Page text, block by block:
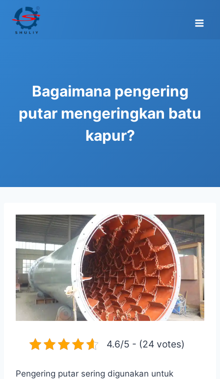
content
Bagaimana pengering
putar mengeringkan batu
kapur?
4.6/5 - (24 votes)
Pengering putar sering digunakan untuk